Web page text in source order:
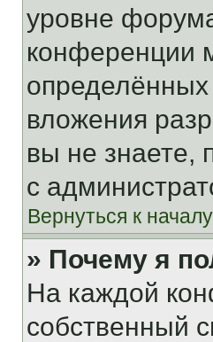
уровне
конференции
вложения
вы не знаете,
с
Вернуться к началу
» Почему я
На каждой
собственный